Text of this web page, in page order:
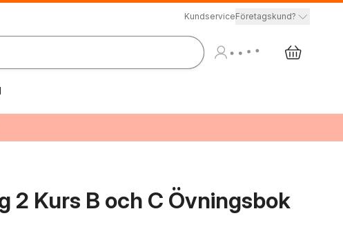
KundserviceFöretagskund?
2 Kurs B och C Övningsbok